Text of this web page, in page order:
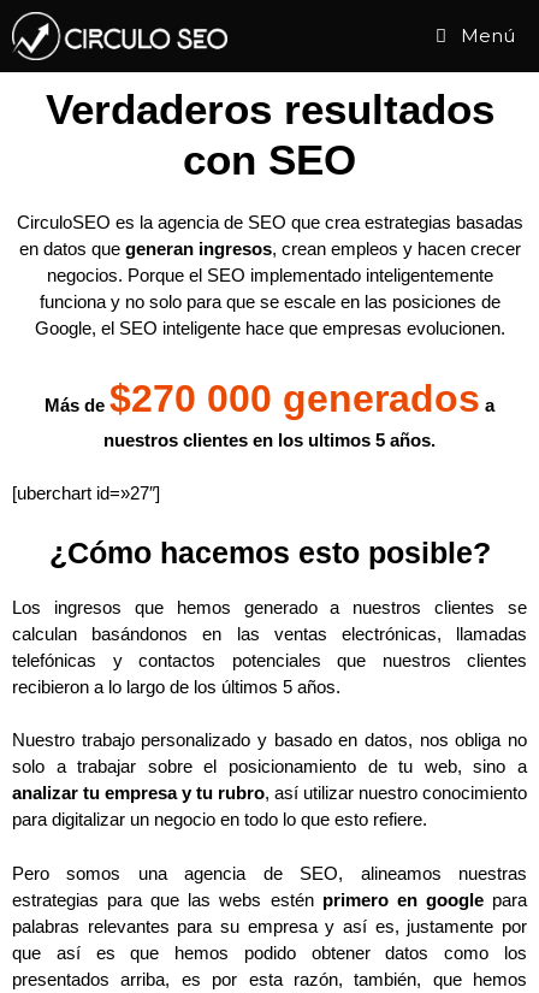
Menú
Verdaderos resultados
con SEO
CirculoSEO es la agencia de SEO que crea estrategias basadas
en datos que generan ingresos, crean empleos y hacen crecer
negocios. Porque el SEO implementado inteligentemente
funciona y no solo para que se escale en las posiciones de
Google, el SEO inteligente hace que empresas evolucionen.
Más de $270 000 generados a
nuestros clientes en los ultimos 5 años.
[uberchart id=»27″]
¿Cómo hacemos esto posible?
Los ingresos que hemos generado a nuestros clientes se
calculan basándonos en las ventas electrónicas, llamadas
telefónicas y contactos potenciales que nuestros clientes
recibieron a lo largo de los últimos 5 años.
Nuestro trabajo personalizado y basado en datos, nos obliga no
solo a trabajar sobre el posicionamiento de tu web, sino a
analizar tu empresa y tu rubro, así utilizar nuestro conocimiento
para digitalizar un negocio en todo lo que esto refiere.
Pero somos una agencia de SEO, alineamos nuestras
estrategias para que las webs estén primero en googlepara
palabras relevantes para su empresa y así es, justamente por
que así es que hemos podido obtener datos como los
presentados arriba, es por esta razón, también, que hemos
Los genios del SEO
y del Growth
Marketing
trabajando